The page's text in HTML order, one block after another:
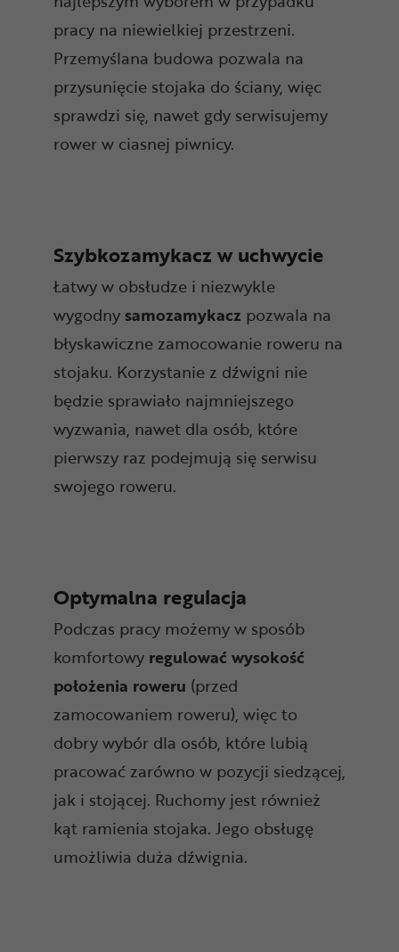
pracy na niewielkiej przestrzeni.
Przemyślana budowa pozwala na
przysunięcie stojaka do ściany, więc
sprawdzi się, nawet gdy serwisujemy
rower w ciasnej piwnicy.
Szybkozamykacz w uchwycie
Łatwy w obsłudze i niezwykle
wygodny samozamykacz pozwala na
błyskawiczne zamocowanie roweru na
stojaku. Korzystanie z dźwigni nie
będzie sprawiało najmniejszego
wyzwania, nawet dla osób, które
pierwszy raz podejmują się serwisu
swojego roweru.
Optymalna regulacja
Podczas pracy możemy w sposób
komfortowy regulować wysokość
położenia roweru (przed
zamocowaniem roweru), więc to
dobry wybór dla osób, które lubią
pracować zarówno w pozycji siedzącej,
jak i stojącej. Ruchomy jest również
kąt ramienia stojaka. Jego obsługę
umożliwia duża dźwignia.